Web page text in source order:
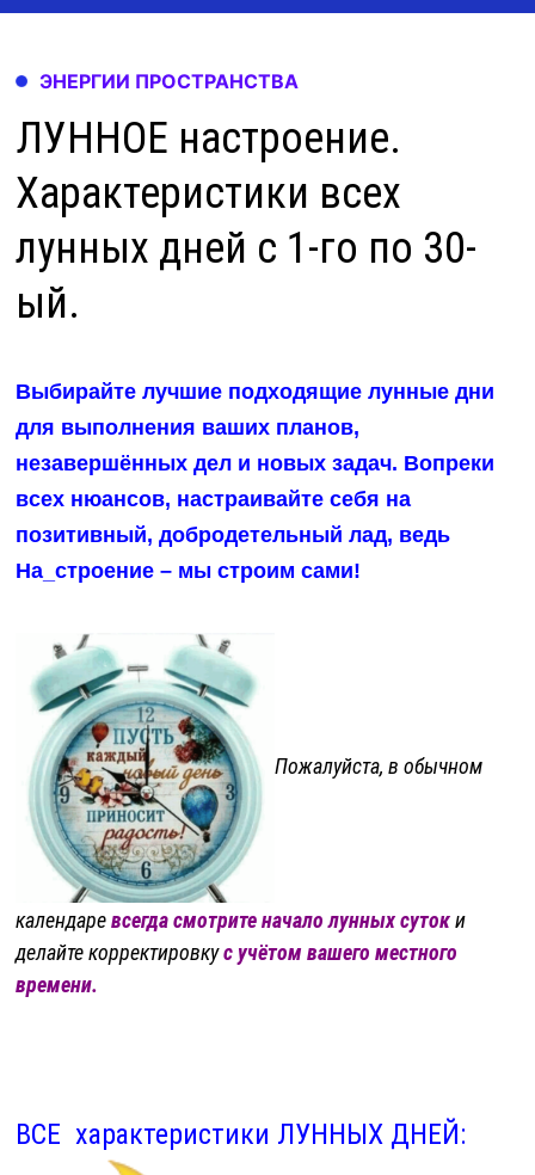
ЭНЕРГИИ ПРОСТРАНСТВА
ЛУННОЕ настроение.
Характеристики всех
лунных дней с 1-го по 30-
ый.
Выбирайте лучшие подходящие лунные дни
для выполнения ваших планов,
незавершённых дел и новых задач. Вопреки
всех нюансов, настраивайте себя на
позитивный, добродетельный лад, ведь
На_строение – мы строим сами!
Пожалуйста, в обычном
календаревсегда смотрите начало лунных суток и
делайте корректировкус учётом вашего местного
времени.
ВСЕ характеристики ЛУННЫХ ДНЕЙ: